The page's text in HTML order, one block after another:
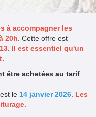
à accompagner les
20h . Cette offre est
Il est essentiel qu'un
être achetées au tarif
le 14 janvier 2026 Les